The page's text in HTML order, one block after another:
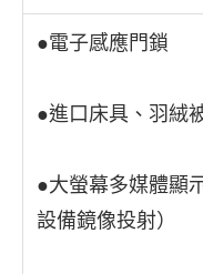
●電子感應門鎖
●進口床具、羽絨
●大螢幕多媒體顯
設備鏡像投射）